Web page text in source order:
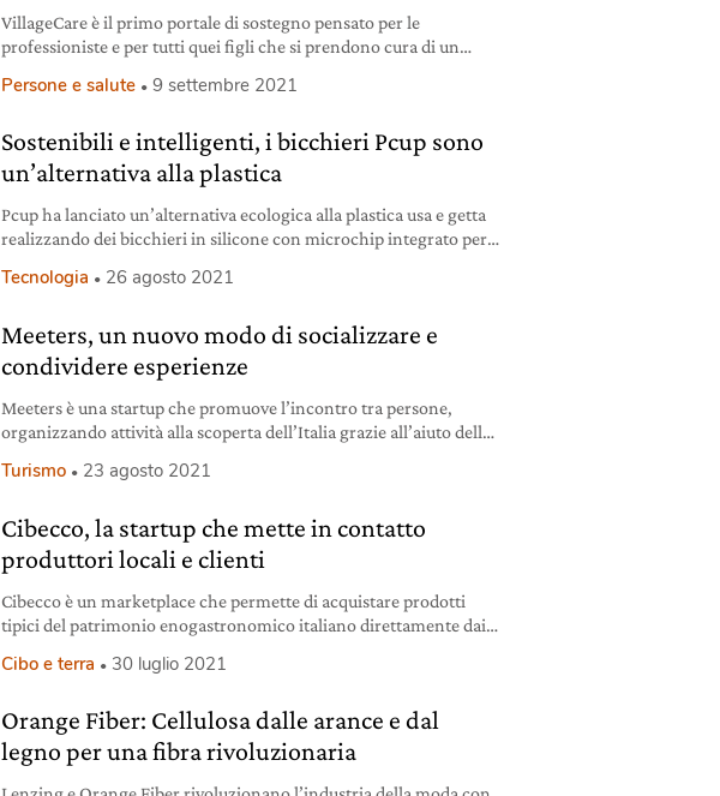
VillageCare è il primo portale di sostegno pensato per le
professioniste e per tutti quei figli che si prendono cura di un
l’unica opzione.
Persone e salute 9 settembre 2021
Sostenibili e intelligenti, i bicchieri Pcup sono
un’alternativa alla plastica
Pcup ha lanciato un’alternativa ecologica alla plastica usa e getta
realizzando dei bicchieri in silicone con microchip integrato per
Tecnologia 26 agosto 2021
Meeters, un nuovo modo di socializzare e
condividere esperienze
Meeters è una startup che promuove l’incontro tra persone,
organizzando attività alla scoperta dell’Italia grazie all’aiuto delle
Turismo 23 agosto 2021
Cibecco, la startup che mette in contatto
produttori locali e clienti
Cibecco è un marketplace che permette di acquistare prodotti
tipici del patrimonio enogastronomico italiano direttamente dai
Cibo e terra 30 luglio 2021
Orange Fiber: Cellulosa dalle arance e dal
legno per una fibra rivoluzionaria